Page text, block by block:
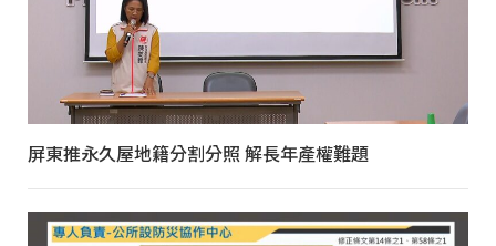
屏東推永久屋地籍分割分照 解長年產權難題